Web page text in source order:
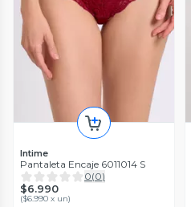
Intime
Pantaleta Encaje 6011014 S
0(0)
$6.990
($6.990 x un)